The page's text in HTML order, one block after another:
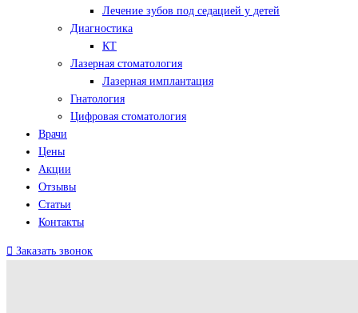
Лечение зубов под седацией у детей
Диагностика
КТ
Лазерная стоматология
Лазерная имплантация
Гнатология
Цифровая стоматология
Врачи
Цены
Акции
Отзывы
Статьи
Контакты
Заказать звонок